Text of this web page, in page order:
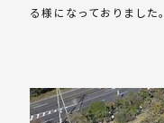
る様になっておりました。